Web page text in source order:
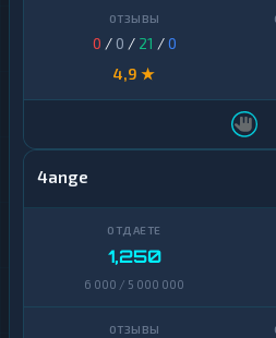
0 / 0 / 21 /0
4,9 ★
4ange
1,250
6 000 / 5 000 000